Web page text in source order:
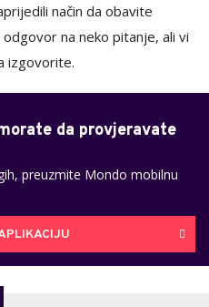
način da obavite
na neko pitanje, ali vi
izgovorite.
da provjeravate
preuzmite Mondo mobilnu